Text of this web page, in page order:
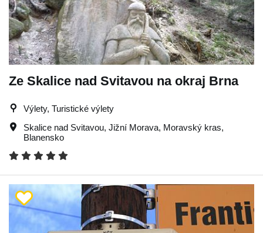
Ze Skalice nad Svitavou na okraj Brna
Výlety, Turistické výlety
Skalice nad Svitavou, Jižní Morava, Moravský kras,
Blanensko